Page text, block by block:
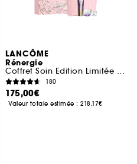
LANCÔME
Rénergie
Coffret Soin Edition Limitée de Noël
180
175,00€
Valeur totale estimée :218,17€